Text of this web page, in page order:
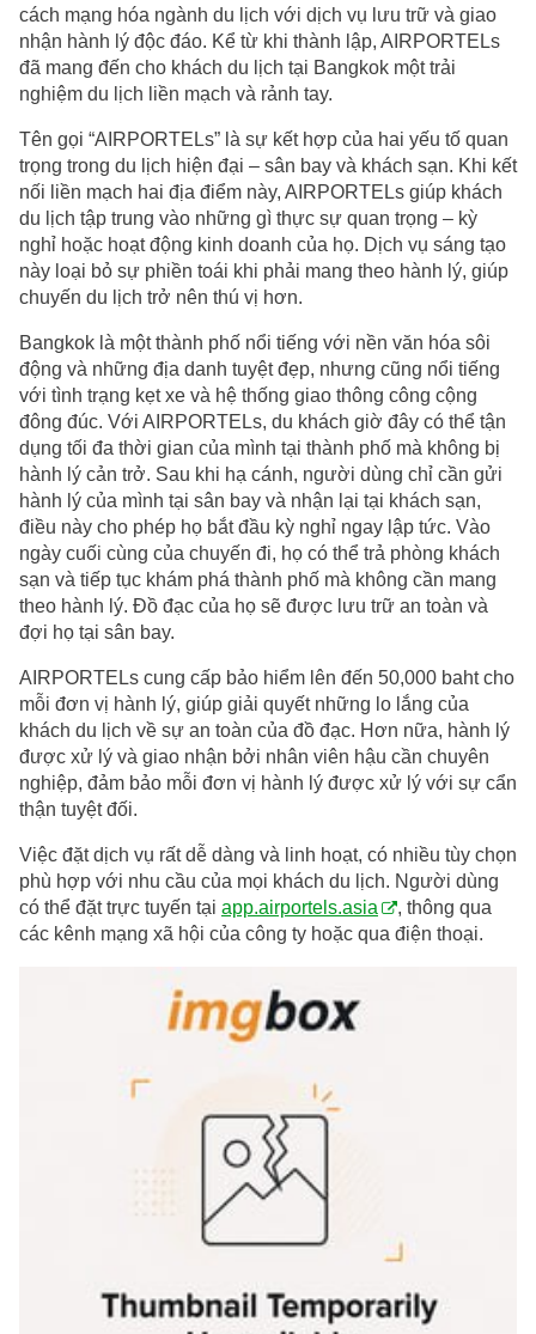
cách mạng hóa ngành du lịch với dịch vụ lưu trữ và giao
nhận hành lý độc đáo. Kể từ khi thành lập, AIRPORTELs
đã mang đến cho khách du lịch tại Bangkok một trải
nghiệm du lịch liền mạch và rảnh tay.
Tên gọi “AIRPORTELs” là sự kết hợp của hai yếu tố quan
trọng trong du lịch hiện đại – sân bay và khách sạn. Khi kết
nối liền mạch hai địa điểm này, AIRPORTELs giúp khách
du lịch tập trung vào những gì thực sự quan trọng – kỳ
nghỉ hoặc hoạt động kinh doanh của họ. Dịch vụ sáng tạo
này loại bỏ sự phiền toái khi phải mang theo hành lý, giúp
chuyến du lịch trở nên thú vị hơn.
Bangkok là một thành phố nổi tiếng với nền văn hóa sôi
động và những địa danh tuyệt đẹp, nhưng cũng nổi tiếng
với tình trạng kẹt xe và hệ thống giao thông công cộng
đông đúc. Với AIRPORTELs, du khách giờ đây có thể tận
dụng tối đa thời gian của mình tại thành phố mà không bị
hành lý cản trở. Sau khi hạ cánh, người dùng chỉ cần gửi
hành lý của mình tại sân bay và nhận lại tại khách sạn,
điều này cho phép họ bắt đầu kỳ nghỉ ngay lập tức. Vào
ngày cuối cùng của chuyến đi, họ có thể trả phòng khách
sạn và tiếp tục khám phá thành phố mà không cần mang
theo hành lý. Đồ đạc của họ sẽ được lưu trữ an toàn và
đợi họ tại sân bay.
AIRPORTELs cung cấp bảo hiểm lên đến 50,000 baht cho
mỗi đơn vị hành lý, giúp giải quyết những lo lắng của
khách du lịch về sự an toàn của đồ đạc. Hơn nữa, hành lý
được xử lý và giao nhận bởi nhân viên hậu cần chuyên
nghiệp, đảm bảo mỗi đơn vị hành lý được xử lý với sự cẩn
thận tuyệt đối.
Việc đặt dịch vụ rất dễ dàng và linh hoạt, có nhiều tùy chọn
phù hợp với nhu cầu của mọi khách du lịch. Người dùng
có thể đặt trực tuyến tại app.airportels.asia
, thông qua
các kênh mạng xã hội của công ty hoặc qua điện thoại.